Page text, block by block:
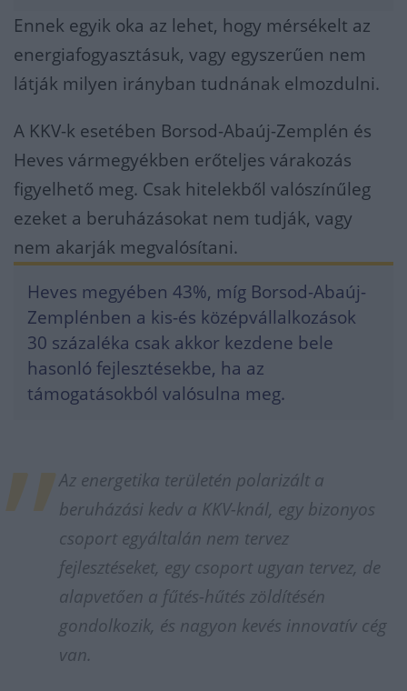
Ennek egyik oka az lehet, hogy mérsékelt az
energiafogyasztásuk, vagy egyszerűen nem
látják milyen irányban tudnának elmozdulni.
A KKV-k esetében Borsod-Abaúj-Zemplén és
Heves vármegyékben erőteljes várakozás
figyelhető meg. Csak hitelekből valószínűleg
ezeket a beruházásokat nem tudják, vagy
nem akarják megvalósítani.
Heves megyében 43%, míg Borsod-Abaúj-
Zemplénben a kis-és középvállalkozások
30 százaléka csak akkor kezdene bele
hasonló fejlesztésekbe, ha az
támogatásokból valósulna meg.
Az energetika területén polarizált a
beruházási kedv a KKV-knál, egy bizonyos
csoport egyáltalán nem tervez
fejlesztéseket, egy csoport ugyan tervez, de
alapvetően a fűtés-hűtés zöldítésén
gondolkozik, és nagyon kevés innovatív cég
van.